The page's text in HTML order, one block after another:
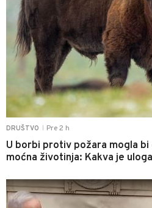
DRUŠTVO Pre 2 h
U borbi protiv požara mogla bi
moćna životinja: Kakva je